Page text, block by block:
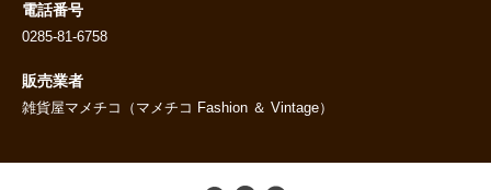
電話番号
0285-81-6758
販売業者
雑貨屋マメチコ（マメチコ Fashion ＆ Vintage）